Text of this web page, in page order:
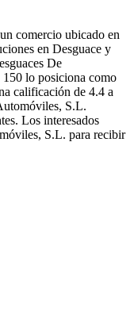
comercio ubicado en
en Desguace y
De
lo posiciona como
calificación de 4.4 a
S.L.
Los interesados
S.L. para recibir